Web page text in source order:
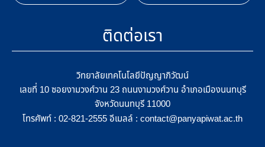
ติดต่อเรา
วิทยาลัยเทคโนโลยีปัญญาภิวัฒน์
เลขที่ 10 ซอยงามวงศ์วาน 23 ถนนงามวงศ์วาน อำเภอเมืองนนทบุรี
จังหวัดนนทบุรี 11000
โทรศัพท์ : 02-821-2555 อีเมลล์ : contact@panyapiwat.ac.th